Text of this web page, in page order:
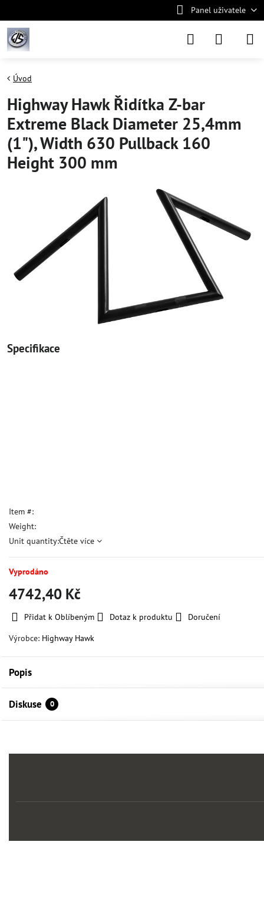
Panel uživatele
Úvod
Highway Hawk Řidítka Z-bar
Extreme Black Diameter 25,4mm
(1"), Width 630 Pullback 160
Height 300 mm
Specifikace
Item #:
Weight:
Unit quantity:Čtěte více
Vyprodáno
4742,40 Kč
Přidat k Oblíbeným Dotaz k produktu
Doručení
Výrobce: Highway Hawk
Popis
Diskuse 0